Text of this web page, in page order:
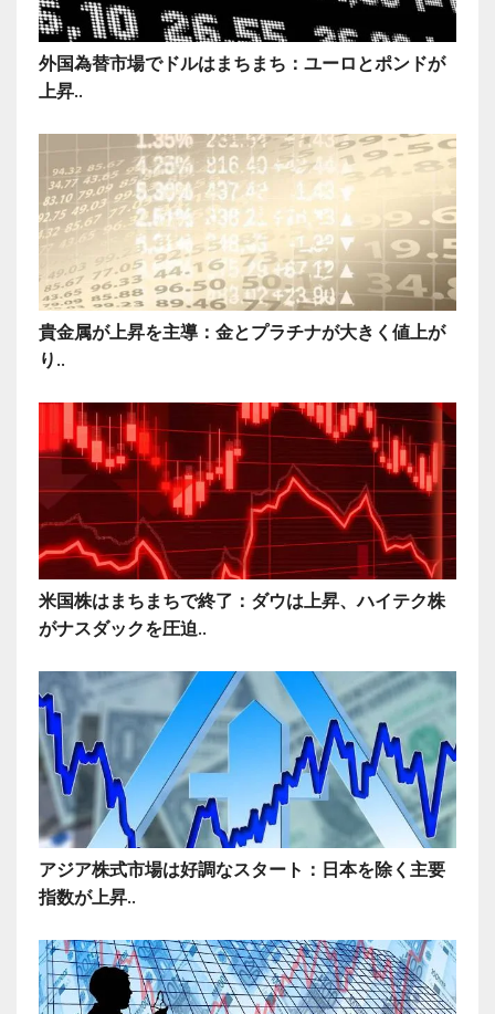
外国為替市場でドルはまちまち：ユーロとポンドが
上昇..
貴金属が上昇を主導：金とプラチナが大きく値上が
り..
米国株はまちまちで終了：ダウは上昇、ハイテク株
がナスダックを圧迫..
アジア株式市場は好調なスタート：日本を除く主要
指数が上昇..